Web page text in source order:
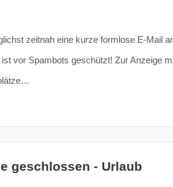
zeitnah eine kurze formlose E-Mail
vor Spambots geschützt! Zur Anzeige
geschlossen - Urlaub